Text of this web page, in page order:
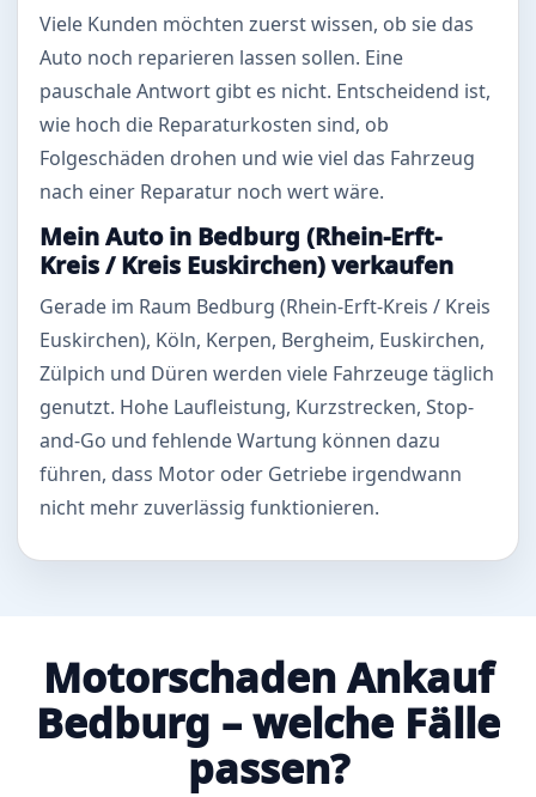
Viele Kunden möchten zuerst wissen, ob sie das
Auto noch reparieren lassen sollen. Eine
pauschale Antwort gibt es nicht. Entscheidend ist,
wie hoch die Reparaturkosten sind, ob
Folgeschäden drohen und wie viel das Fahrzeug
nach einer Reparatur noch wert wäre.
Mein Auto in Bedburg (Rhein-Erft-
Kreis / Kreis Euskirchen) verkaufen
Gerade im Raum Bedburg (Rhein-Erft-Kreis / Kreis
Euskirchen), Köln, Kerpen, Bergheim, Euskirchen,
Zülpich und Düren werden viele Fahrzeuge täglich
genutzt. Hohe Laufleistung, Kurzstrecken, Stop-
and-Go und fehlende Wartung können dazu
führen, dass Motor oder Getriebe irgendwann
nicht mehr zuverlässig funktionieren.
Motorschaden Ankauf
Bedburg – welche Fälle
passen?